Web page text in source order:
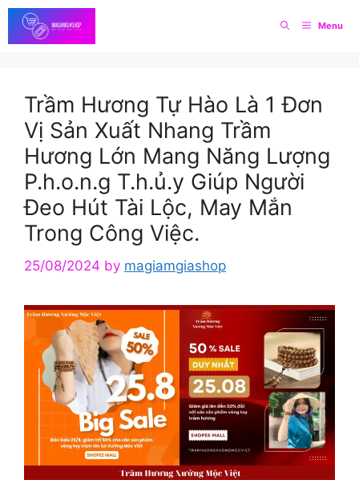
Skip
to
content
Menu
Trầm Hương Tự Hào Là 1 Đơn
Vị Sản Xuất Nhang Trầm
Hương Lớn Mang Năng Lượng
P.h.o.n.g T.h.ủ.y Giúp Người
Đeo Hút Tài Lộc, May Mắn
Trong Công Việc.
25/08/2024 by magiamgiashop